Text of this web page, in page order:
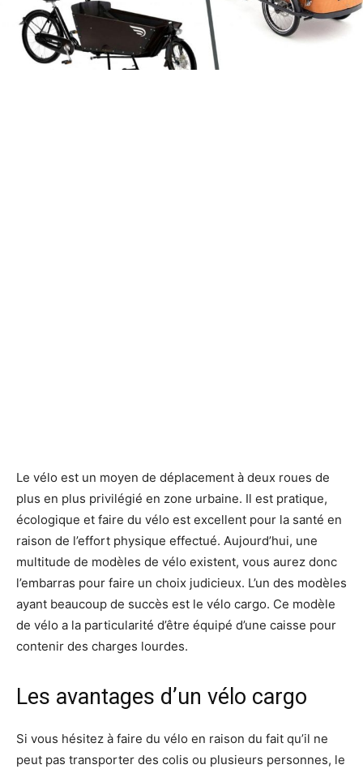
Le vélo est un moyen de déplacement à deux roues de
plus en plus privilégié en zone urbaine. Il est pratique,
écologique et faire du vélo est excellent pour la santé en
raison de l’effort physique effectué. Aujourd’hui, une
multitude de modèles de vélo existent, vous aurez donc
l’embarras pour faire un choix judicieux. L’un des modèles
ayant beaucoup de succès est le vélo cargo. Ce modèle
de vélo a la particularité d’être équipé d’une caisse pour
contenir des charges lourdes.
Les avantages d’un vélo cargo
Si vous hésitez à faire du vélo en raison du fait qu’il ne
peut pas transporter des colis ou plusieurs personnes, le